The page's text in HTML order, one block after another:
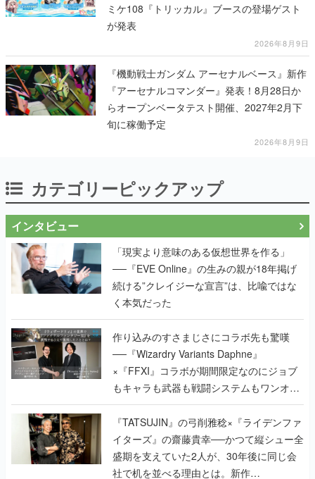
ミケ108『トリッカル』ブースの登場ゲスト
が発表
2026年8月9日
『機動戦士ガンダム アーセナルベース』新作
『アーセナルコマンダー』発表！8月28日か
らオープンベータテスト開催、2027年2月下
旬に稼働予定
2026年8月9日
カテゴリーピックアップ
インタビュー
「現実より意味のある仮想世界を作る」
──『EVE Online』の生みの親が18年掲げ
続ける”クレイジーな宣言”は、比喩ではな
く本気だった
作り込みのすさまじさにコラボ先も驚嘆
──『Wizardry Variants Daphne』
×『FFXI』コラボが期間限定なのにジョブ
もキャラも武器も戦闘システムもワンオフ
で作り込まれた理由を両ディレクターに聞
く
『TATSUJIN』の弓削雅稔×『ライデンファ
イターズ』の齋藤貴幸──かつて縦シュー全
盛期を支えていた2人が、30年後に同じ会
社で机を並べる理由とは。新作